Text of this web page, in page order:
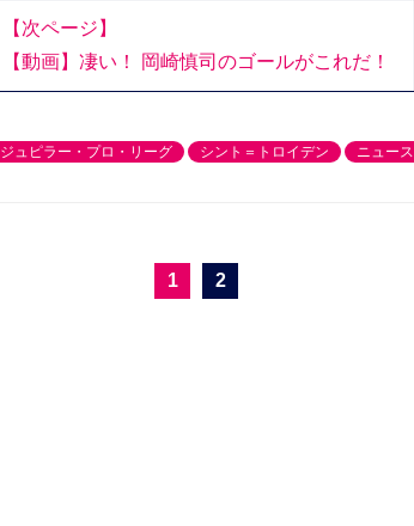
【次ページ】
【動画】凄い！ 岡崎慎司のゴールがこれだ！
ジュピラー・プロ・リーグ シント＝トロイデン ニュース
1 2